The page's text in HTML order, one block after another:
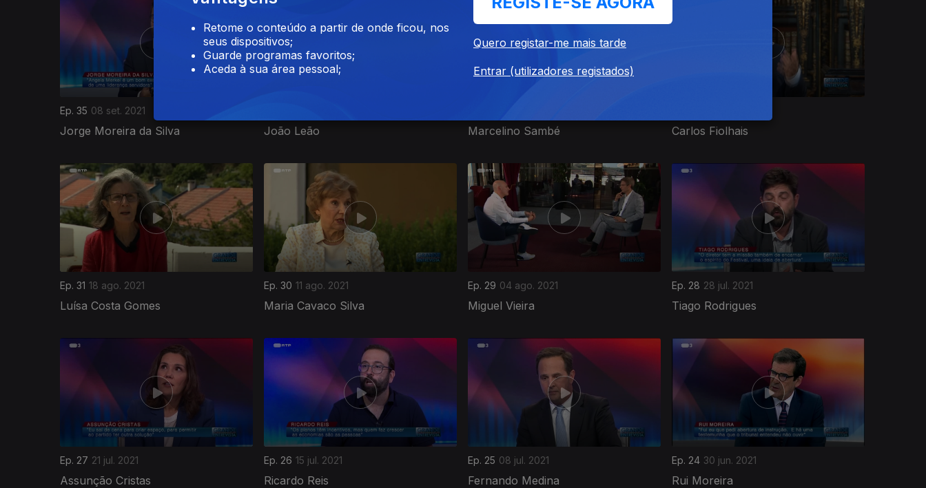
Ep. 35 08 set. 2021
Jorge Moreira da Silva João Leão Marcelino Sambé Carlos Fiolhais
Ep. 31 18 ago. 2021
Luísa Costa Gomes
Ep. 30 11 ago. 2021
Maria Cavaco Silva
Ep. 29 04 ago. 2021
Miguel Vieira
Ep. 28 28 jul. 2021
Tiago Rodrigues
Ep. 27 21 jul. 2021
Assunção Cristas
Ep. 26 15 jul. 2021
Ricardo Reis
Ep. 25 08 jul. 2021
Fernando Medina
Ep. 24 30 jun. 2021
Rui Moreira
555060
Retome o conteúdo a partir de onde ficou, nos
seus dispositivos;
Guarde programas favoritos;
Aceda à sua área pessoal;
Quero registar-me mais tarde
Entrar (utilizadores registados)